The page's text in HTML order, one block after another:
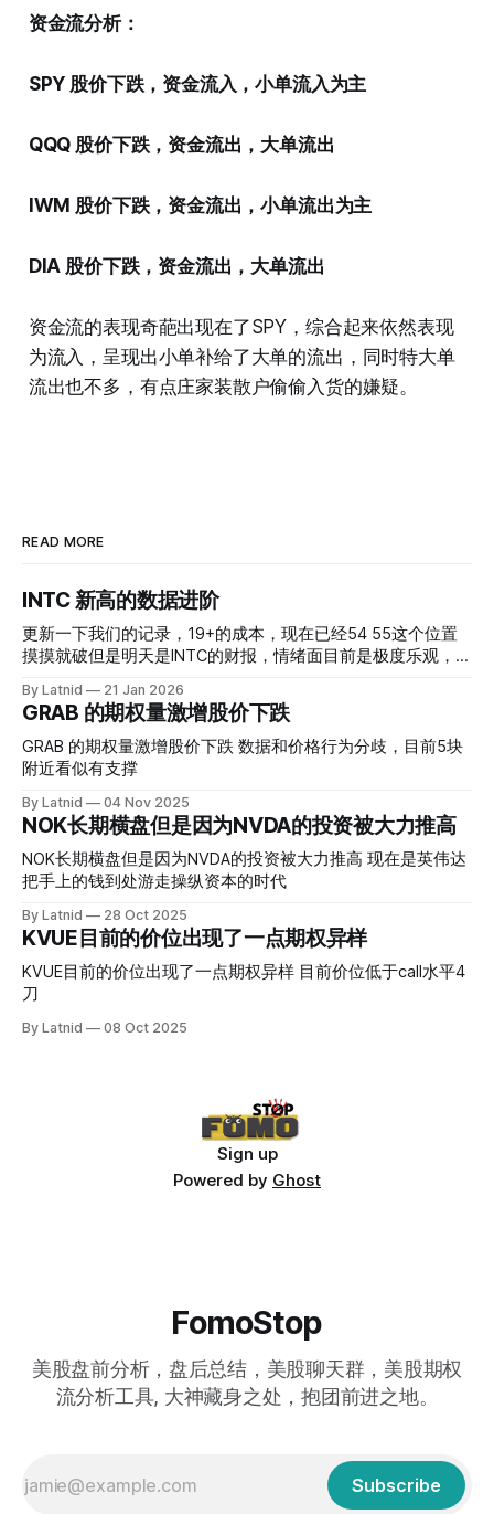
资金流分析：
SPY 股价下跌，资金流入，小单流入为主
QQQ 股价下跌，资金流出，大单流出
IWM 股价下跌，资金流出，小单流出为主
DIA 股价下跌，资金流出，大单流出
资金流的表现奇葩出现在了SPY，综合起来依然表现
为流入，呈现出小单补给了大单的流出，同时特大单
流出也不多，有点庄家装散户偷偷入货的嫌疑。
READ MORE
INTC 新高的数据进阶
更新一下我们的记录，19+的成本，现在已经54 55这个位置
摸摸就破但是明天是INTC的财报，情绪面目前是极度乐观，反
是突破前的支撑CC感觉可以做，放远些, 因为18A的经验还未
真正得到普遍大众的关注，当然财报可以继续出新消息顶一下
压力位置。 数据在70驻扎 整体呈现 47 – 60 短期位置
By Latnid 21 Jan 2026
GRAB 的期权量激增股价下跌
GRAB 的期权量激增股价下跌 数据和价格行为分歧，目前5块
附近看似有支撑
By Latnid 04 Nov 2025
NOK长期横盘但是因为NVDA的投资被大力推高
NOK长期横盘但是因为NVDA的投资被大力推高 现在是英伟达
把手上的钱到处游走操纵资本的时代
By Latnid 28 Oct 2025
KVUE目前的价位出现了一点期权异样
KVUE目前的价位出现了一点期权异样 目前价位低于call水平4
刀
By Latnid 08 Oct 2025
Sign up
Powered by Ghost
FomoStop
美股盘前分析，盘后总结，美股聊天群，美股期权
流分析工具, 大神藏身之处，抱团前进之地。
Subscribe